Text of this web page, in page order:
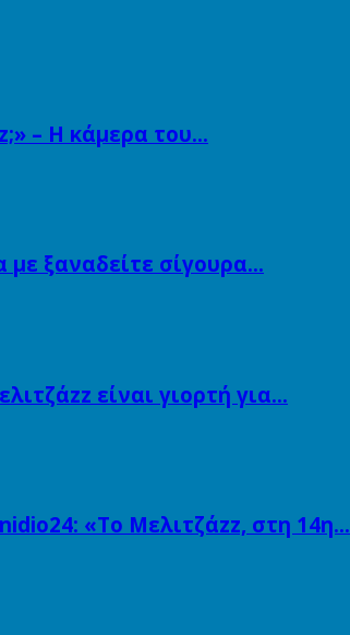
– Η κάμερα του…
ξαναδείτε σίγουρα…
είναι γιορτή για…
«Το Μελιτζάzz, στη 14η…